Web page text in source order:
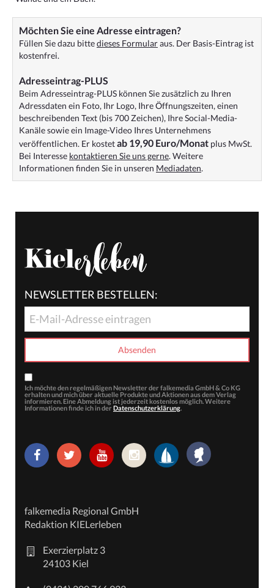
Möchten Sie eine Adresse eintragen?
Füllen Sie dazu bittedieses Formularaus. Der Basis-Eintrag ist
kostenfrei.
Adresseintrag-PLUS
Beim Adresseintrag-PLUS können Sie zusätzlich zu Ihren
Adressdaten ein Foto, Ihr Logo, Ihre Öffnungszeiten, einen
beschreibenden Text (bis 700 Zeichen), Ihre Social-Media-
Kanäle sowie ein Image-Video Ihres Unternehmens
veröffentlichen. Er kostetab 19,90 Euro/Monat plus MwSt.
Bei Interesse kontaktieren Sie uns gerne. Weitere
Informationen finden Sie in unseren Mediadaten.
NEWSLETTER BESTELLEN:
Ich möchte den regelmäßigen Newsletter der falkemedia GmbH & Co KG
erhalten und mich über aktuelle Produkte und Aktionen aus dem Verlag
informieren. Eine Abmeldung ist jederzeit kostenlos möglich. Weitere
Informationen finde ich in der Datenschutzerklärung.
falkemedia Regional GmbH
Redaktion KIELerleben
Exerzierplatz 3
24103 Kiel